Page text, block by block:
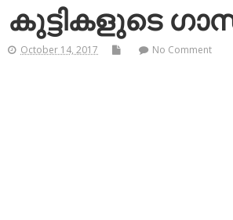
കുട്ടികളുടെ
October 14, 2017 No Comment